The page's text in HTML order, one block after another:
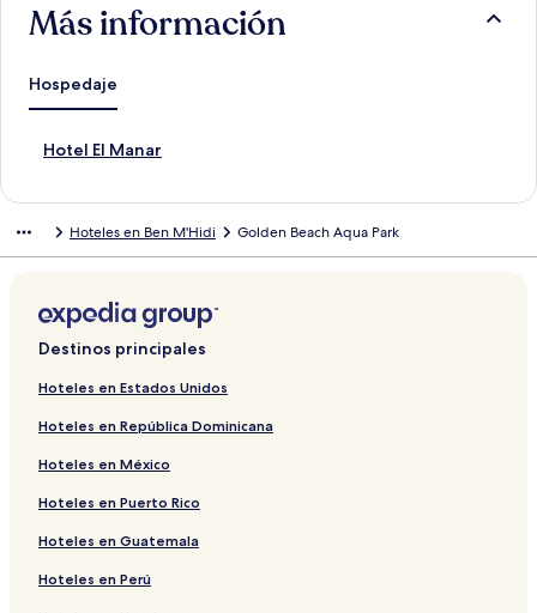
Más información
Hospedaje
Hotel El Manar
E
e
r
a
b
i
l
a
p
á
i
Hoteles en Ben M'Hidi Golden Beach Aqua Park
Destinos principales
Hoteles en Estados Unidos
Hoteles en República Dominicana
Hoteles en México
Hoteles en Puerto Rico
Hoteles en Guatemala
Hoteles en Perú